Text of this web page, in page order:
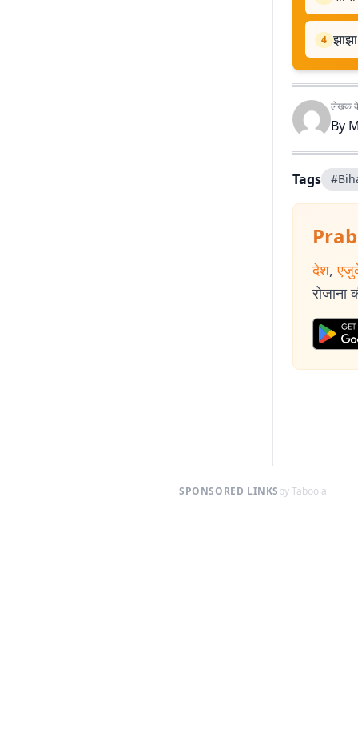
4
लेखक के
By
Tags
देश,
रोजाना
SPONSORED LINKSby Taboola